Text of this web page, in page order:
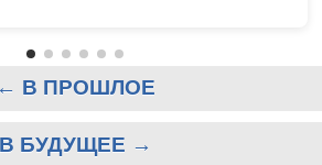
← В ПРОШЛОЕ
В БУДУЩЕЕ →